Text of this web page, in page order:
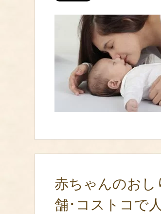
赤ちゃんのおし
舗･コストコで